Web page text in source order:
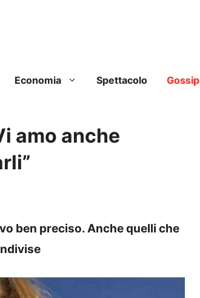
Economia Spettacolo Gossip
amo anche
ben preciso. Anche quelli che